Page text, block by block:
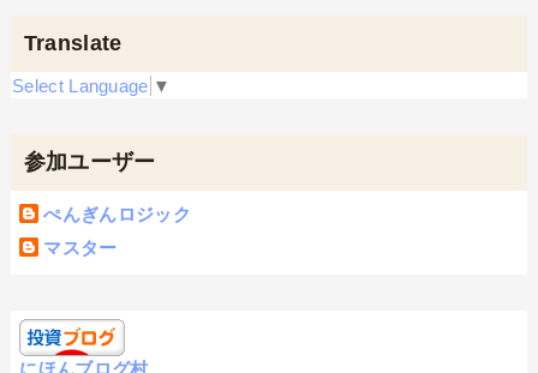
Translate
Select Language ▼
参加ユーザー
ぺんぎんロジック
マスター